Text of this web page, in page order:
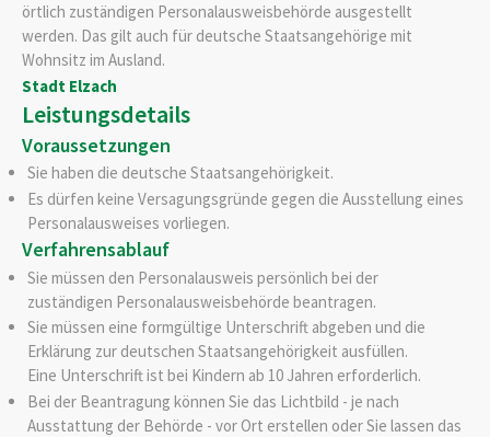
örtlich zuständigen Personalausweisbehörde ausgestellt
werden. Das gilt auch für deutsche Staatsangehörige mit
Wohnsitz im Ausland.
Stadt Elzach
Leistungsdetails
Voraussetzungen
Sie haben die deutsche Staatsangehörigkeit.
Es dürfen keine Versagungsgründe gegen die Ausstellung eines
Personalausweises vorliegen.
Verfahrensablauf
Sie müssen den Personalausweis persönlich bei der
zuständigen Personalausweisbehörde beantragen.
Sie müssen eine formgültige Unterschrift abgeben und die
Erklärung zur deutschen Staatsangehörigkeit ausfüllen.
Eine Unterschrift ist bei Kindern ab 10 Jahren erforderlich.
Bei der Beantragung können Sie das Lichtbild - je nach
Ausstattung der Behörde - vor Ort erstellen oder Sie lassen das